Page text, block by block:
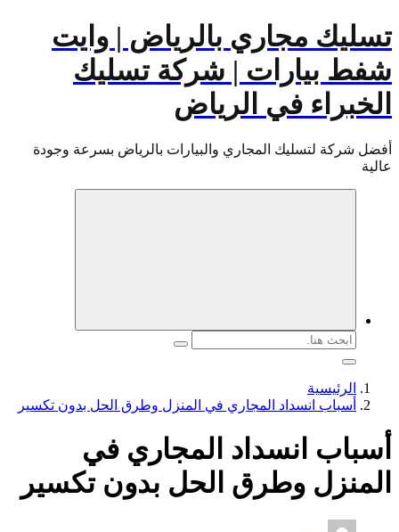
تسليك مجاري بالرياض | وايت
شفط بيارات | شركة تسليك
الخبراء في الرياض
أفضل شركة لتسليك المجاري والبيارات بالرياض بسرعة وجودة
عالية
البحث
الرئيسية
أسباب انسداد المجاري في المنزل وطرق الحل بدون تكسير
أسباب انسداد المجاري في
المنزل وطرق الحل بدون تكسير